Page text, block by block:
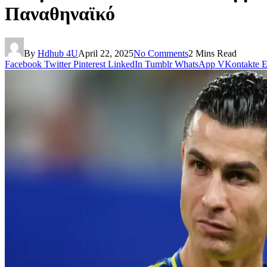
Παναθηναϊκό
By Hdhub 4UApril 22, 2025No Comments2 Mins Read
Facebook Twitter Pinterest LinkedIn Tumblr WhatsApp VKontakte